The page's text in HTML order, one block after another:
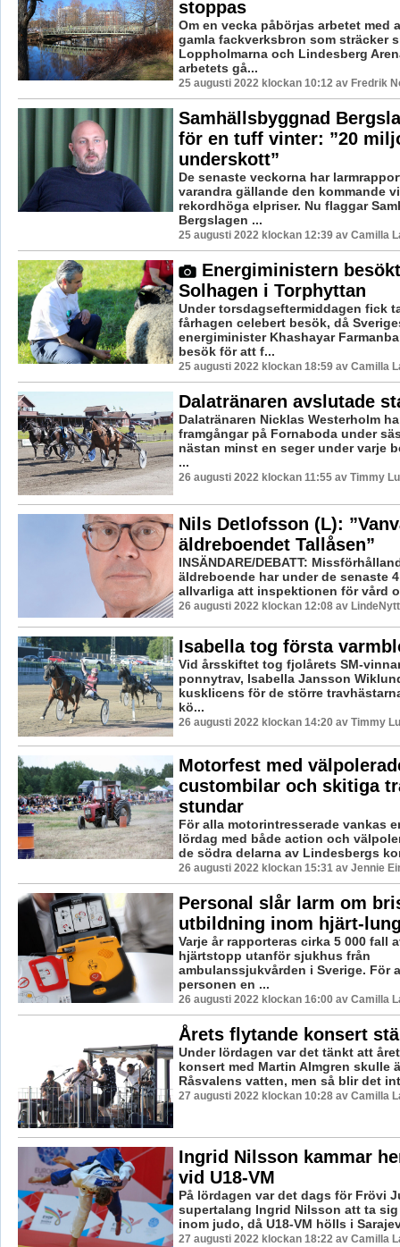
stoppas
Om en vecka påbörjas arbetet med
gamla fackverksbron som sträcker
Loppholmarna och Lindesberg
arbetets gå...
25 augusti 2022 klockan 10:12 av Fredrik
Samhällsbyggnad
för en tuff vinter: ”20
underskott”
De senaste veckorna har
varandra gällande den kommande
rekordhöga elpriser. Nu flaggar
Bergslagen ...
25 augusti 2022 klockan 12:39 av Camilla
Energiministern
Solhagen i Torphyttan
Under torsdagseftermiddagen fick
fårhagen celebert besök, då
energiminister Khashayar
besök för att f...
25 augusti 2022 klockan 18:59 av Camilla
Dalatränaren avslutade
Dalatränaren Nicklas Westerholm
framgångar på Fornaboda under
nästan minst en seger under varje
...
26 augusti 2022 klockan 11:55 av Timmy
Nils Detlofsson (L):
äldreboendet Tallåsen”
INSÄNDARE/DEBATT:
äldreboende har under de senaste
allvarliga att inspektionen för vård
26 augusti 2022 klockan 12:08 av
Isabella tog första
Vid årsskiftet tog fjolårets SM-
ponnytrav, Isabella Jansson
kusklicens för de större
kö...
26 augusti 2022 klockan 14:20 av Timmy
Motorfest med
custombilar och skitiga
stundar
För alla motorintresserade vankas
lördag med både action och
de södra delarna av Lindesbergs
26 augusti 2022 klockan 15:31 av Jennie
Personal slår larm om
utbildning inom hjärt-
Varje år rapporteras cirka 5 000 fall
hjärtstopp utanför sjukhus från
ambulanssjukvården i Sverige. För
personen en ...
26 augusti 2022 klockan 16:00 av Camilla
Årets flytande konsert
Under lördagen var det tänkt att
konsert med Martin Almgren skulle
Råsvalens vatten, men så blir det
27 augusti 2022 klockan 10:28 av Camilla
Ingrid Nilsson kammar
vid U18-VM
På lördagen var det dags för Frövi
supertalang Ingrid Nilsson att ta
inom judo, då U18-VM hölls i
27 augusti 2022 klockan 18:22 av Camilla